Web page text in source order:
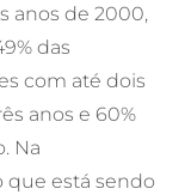
anos de 2000,
das
com até dois
anos e 60%
Na
está sendo